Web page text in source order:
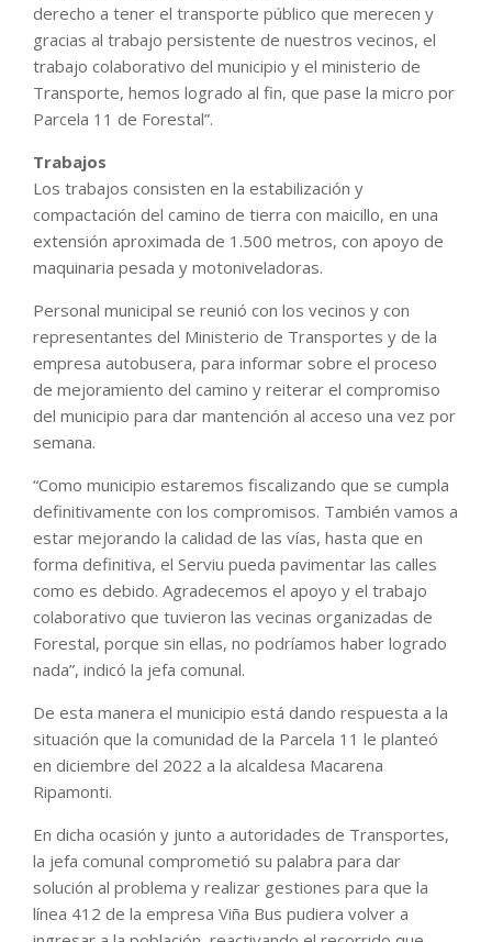
derecho a tener el transporte público que merecen y
gracias al trabajo persistente de nuestros vecinos, el
trabajo colaborativo del municipio y el ministerio de
Transporte, hemos logrado al fin, que pase la micro por
Parcela 11 de Forestal”.
Trabajos
Los trabajos consisten en la estabilización y
compactación del camino de tierra con maicillo, en una
extensión aproximada de 1.500 metros, con apoyo de
maquinaria pesada y motoniveladoras.
Personal municipal se reunió con los vecinos y con
representantes del Ministerio de Transportes y de la
empresa autobusera, para informar sobre el proceso
de mejoramiento del camino y reiterar el compromiso
del municipio para dar mantención al acceso una vez por
semana.
“Como municipio estaremos fiscalizando que se cumpla
definitivamente con los compromisos. También vamos a
estar mejorando la calidad de las vías, hasta que en
forma definitiva, el Serviu pueda pavimentar las calles
como es debido. Agradecemos el apoyo y el trabajo
colaborativo que tuvieron las vecinas organizadas de
Forestal, porque sin ellas, no podríamos haber logrado
nada”, indicó la jefa comunal.
De esta manera el municipio está dando respuesta a la
situación que la comunidad de la Parcela 11 le planteó
en diciembre del 2022 a la alcaldesa Macarena
Ripamonti.
En dicha ocasión y junto a autoridades de Transportes,
la jefa comunal comprometió su palabra para dar
solución al problema y realizar gestiones para que la
línea 412 de la empresa Viña Bus pudiera volver a